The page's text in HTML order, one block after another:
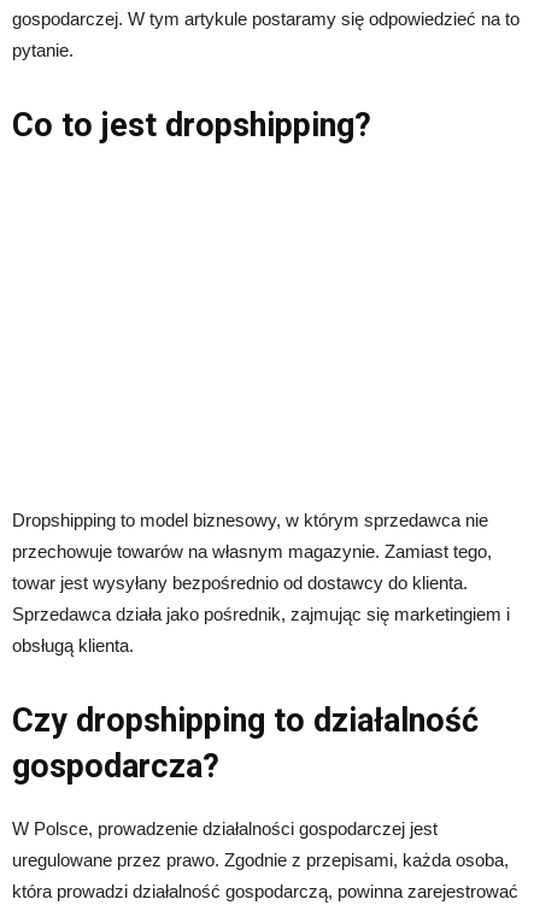
gospodarczej. W tym artykule postaramy się odpowiedzieć na to
pytanie.
Co to jest dropshipping?
Dropshipping to model biznesowy, w którym sprzedawca nie
przechowuje towarów na własnym magazynie. Zamiast tego,
towar jest wysyłany bezpośrednio od dostawcy do klienta.
Sprzedawca działa jako pośrednik, zajmując się marketingiem i
obsługą klienta.
Czy dropshipping to działalność
gospodarcza?
W Polsce, prowadzenie działalności gospodarczej jest
uregulowane przez prawo. Zgodnie z przepisami, każda osoba,
która prowadzi działalność gospodarczą, powinna zarejestrować